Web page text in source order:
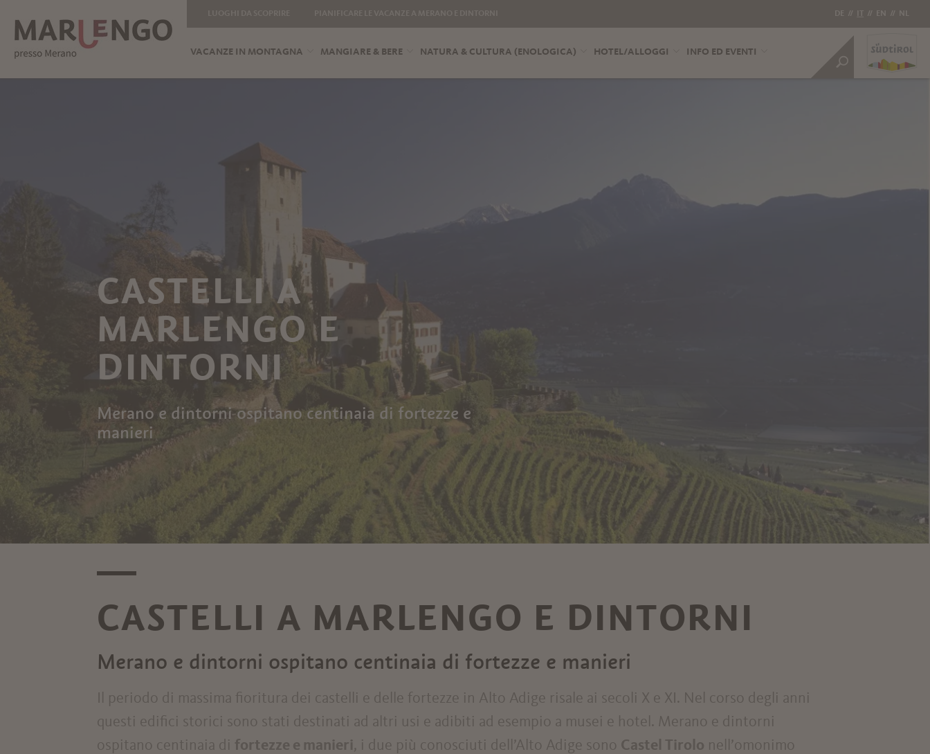
DE // IT // EN // NL
VACANZE IN MONTAGNA MANGIARE & BERE NATURA & CULTURA (ENOLOGICA) HOTEL/ALLOGGI INFO ED EVENTI
CASTELLI A
MARLENGO E
DINTORNI
Merano e dintorni ospitano centinaia di fortezze e
manieri
CASTELLI A MARLENGO E DINTORNI
Merano e dintorni ospitano centinaia di fortezze e manieri
Il periodo di massima fioritura dei castelli e delle fortezze in Alto Adige risale ai secoli X e XI. Nel corso degli anni
questi edifici storici sono stati destinati ad altri usi e adibiti ad esempio a musei e hotel. Merano e dintorni
ospitano centinaia di fortezze e manieri, i due più conosciuti dell’Alto Adige sono Castel Tirolo nell’omonimo